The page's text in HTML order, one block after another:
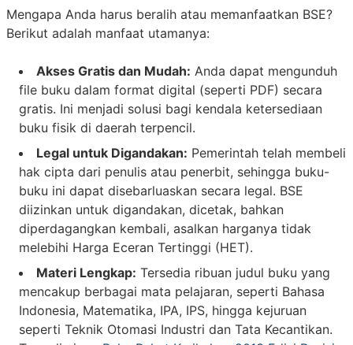
Mengapa Anda harus beralih atau memanfaatkan BSE?
Berikut adalah manfaat utamanya:
Akses Gratis dan Mudah: Anda dapat mengunduh
file buku dalam format digital (seperti PDF) secara
gratis. Ini menjadi solusi bagi kendala ketersediaan
buku fisik di daerah terpencil.
Legal untuk Digandakan: Pemerintah telah membeli
hak cipta dari penulis atau penerbit, sehingga buku-
buku ini dapat disebarluaskan secara legal. BSE
diizinkan untuk digandakan, dicetak, bahkan
diperdagangkan kembali, asalkan harganya tidak
melebihi Harga Eceran Tertinggi (HET).
Materi Lengkap: Tersedia ribuan judul buku yang
mencakup berbagai mata pelajaran, seperti Bahasa
Indonesia, Matematika, IPA, IPS, hingga kejuruan
seperti Teknik Otomasi Industri dan Tata Kecantikan.